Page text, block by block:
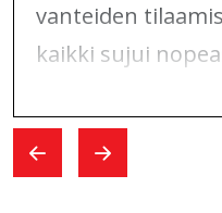
vanteiden
kaikki sujui